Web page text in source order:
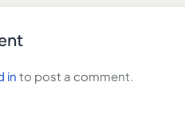
in to post a comment.